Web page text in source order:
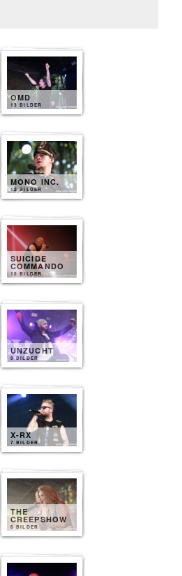
OMD
13 BILDER
MONO INC.
12 BILDER
SUICIDE
COMMANDO
10 BILDER
UNZUCHT
8 BILDER
X-RX
7 BILDER
THE
CREEPSHOW
6 BILDER